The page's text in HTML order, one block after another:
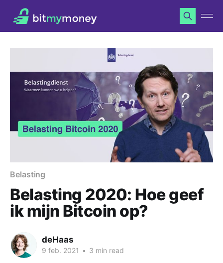
Belasting
Belasting 2020: Hoe geef
ik mijn Bitcoin op?
deHaas
9 feb. 2021 • 3 min read